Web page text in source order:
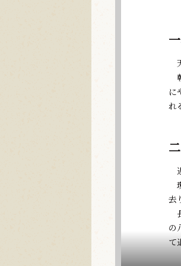
に
れ
去
の
て